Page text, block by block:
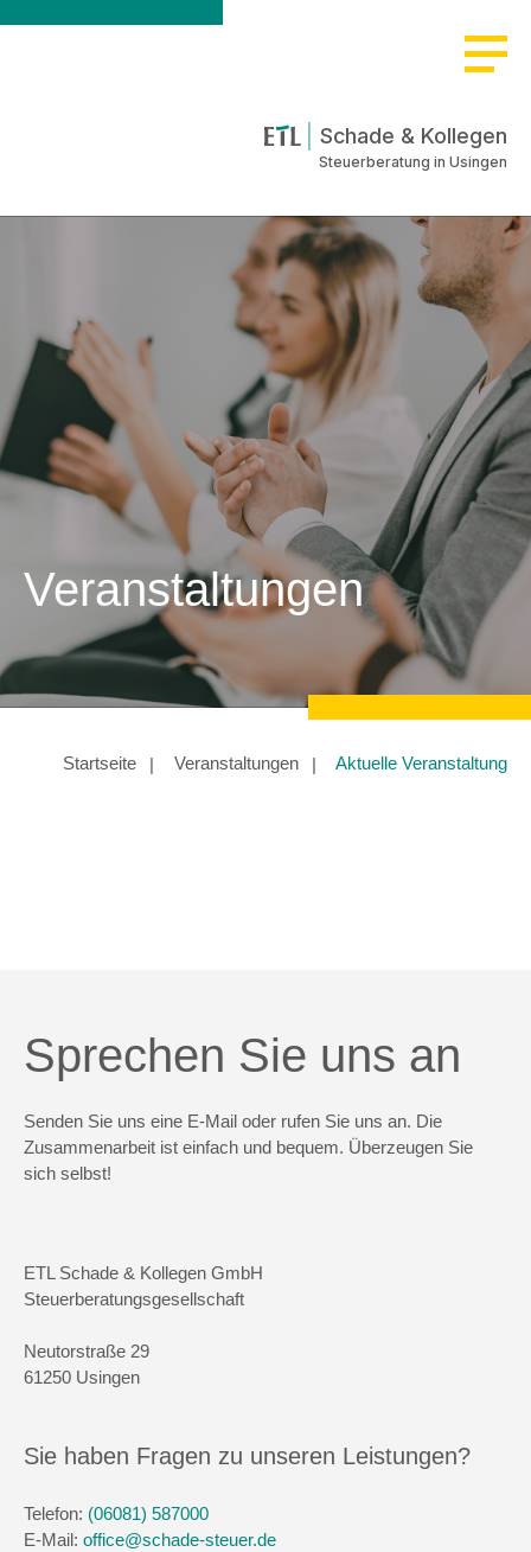
Schade & Kollegen
Steuerberatung in Usingen
Veranstaltungen
Startseite Veranstaltungen Aktuelle Veranstaltung
Sprechen Sie uns an
Senden Sie uns eine E-Mail oder rufen Sie uns an. Die
Zusammenarbeit ist einfach und bequem. Überzeugen Sie
sich selbst!
ETL Schade & Kollegen GmbH
Steuerberatungsgesellschaft
Neutorstraße 29
61250 Usingen
Sie haben Fragen zu unseren Leistungen?
Telefon: (06081) 587000
E-Mail: office@schade-steuer.de